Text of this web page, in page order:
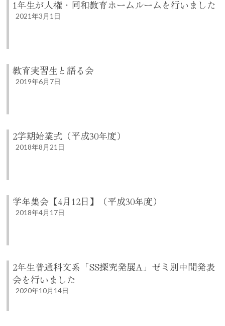
1年生が人権・同和教育ホームルームを行いました
2021年3月1日
教育実習生と語る会
2019年6月7日
2学期始業式（平成30年度）
2018年8月21日
学年集会【4月12日】（平成30年度）
2018年4月17日
2年生普通科文系「SS探究発展A」ゼミ別中間発表
会を行いました
2020年10月14日